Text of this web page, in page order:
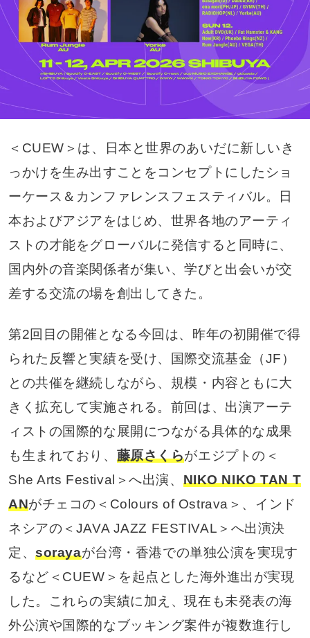
＜CUEW＞は、日本と世界のあいだに新しいき
っかけを生み出すことをコンセプトにしたショ
ーケース＆カンファレンスフェスティバル。日
本およびアジアをはじめ、世界各地のアーティ
ストの才能をグローバルに発信すると同時に、
国内外の音楽関係者が集い、学びと出会いが交
差する交流の場を創出してきた。
第2回目の開催となる今回は、昨年の初開催で得
られた反響と実績を受け、国際交流基金（JF）
との共催を継続しながら、規模・内容ともに大
きく拡充して実施される。前回は、出演アーテ
ィストの国際的な展開につながる具体的な成果
も生まれており、 藤原さくらがエジプトの＜
She Arts Festival＞へ出演、 NIKO NIKO TAN T
ANがチェコの＜Colours of Ostrava＞、インド
ネシアの＜JAVA JAZZ FESTIVAL＞へ出演決
定、sorayaが台湾・香港での単独公演を実現す
るなど＜CUEW＞を起点とした海外進出が実現
した。これらの実績に加え、現在も未発表の海
外公演や国際的なブッキング案件が複数進行し